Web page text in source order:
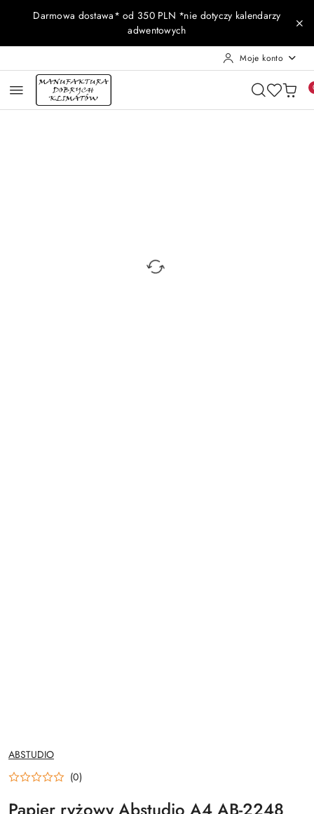
Przejdź do treści głównej
Przejdź do wyszukiwarki
Przejdź do moje konto
Przejdź do menu głównego
Przejdź do opisu produktu
Przejdź do stopki
Darmowa dostawa* od 350 PLN *nie dotyczy kalendarzy
adwentowych
Moje konto
NAZWA
PRODUCENTA:
ABSTUDIO
(0)